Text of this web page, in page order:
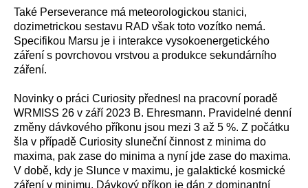
Také Perseverance má meteorologickou stanici,
dozimetrickou sestavu RAD však toto vozítko nemá.
Specifikou Marsu je i interakce vysokoenergetického
záření s povrchovou vrstvou a produkce sekundárního
záření.
Novinky o práci Curiosity přednesl na pracovní poradě
WRMISS 26 v září 2023 B. Ehresmann. Pravidelné denní
změny dávkového příkonu jsou mezi 3 až 5 %. Z počátku
šla v případě Curiosity sluneční činnost z minima do
maxima, pak zase do minima a nyní jde zase do maxima.
V době, kdy je Slunce v maximu, je galaktické kosmické
záření v minimu. Dávkový příkon je dán z dominantní